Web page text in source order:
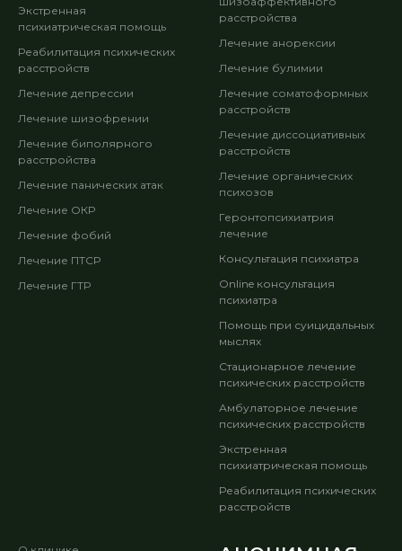
Экстренная
психиатрическая помощь
Реабилитация психических
расстройств
Лечение депрессии
Лечение шизофрении
Лечение биполярного
расстройства
Лечение панических атак
Лечение ОКР
Лечение фобий
Лечение ПТСР
Лечение ГТР
расстройства
Лечение анорексии
Лечение булимии
Лечение соматоформных
расстройств
Лечение диссоциативных
расстройств
Лечение органических
психозов
Геронтопсихиатрия
лечение
Консультация психиатра
Online консультация
психиатра
Помощь при суицидальных
мыслях
Стационарное лечение
психических расстройств
Амбулаторное лечение
психических расстройств
Экстренная
психиатрическая помощь
Реабилитация психических
расстройств